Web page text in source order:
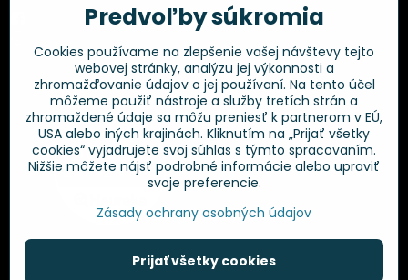
Facebook
Overené zákazníkmi
Predvoľby súkromia
Cookies používame na zlepšenie vašej návštevy tejto
webovej stránky, analýzu jej výkonnosti a
zhromažďovanie údajov o jej používaní. Na tento účel
môžeme použiť nástroje a služby tretích strán a
zhromaždené údaje sa môžu preniesť k partnerom v EÚ,
USA alebo iných krajinách. Kliknutím na „Prijať všetky
cookies“ vyjadrujete svoj súhlas s týmto spracovaním.
Nižšie môžete nájsť podrobné informácie alebo upraviť
svoje preferencie.
Zásady ochrany osobných údajov
Prijať všetky cookies